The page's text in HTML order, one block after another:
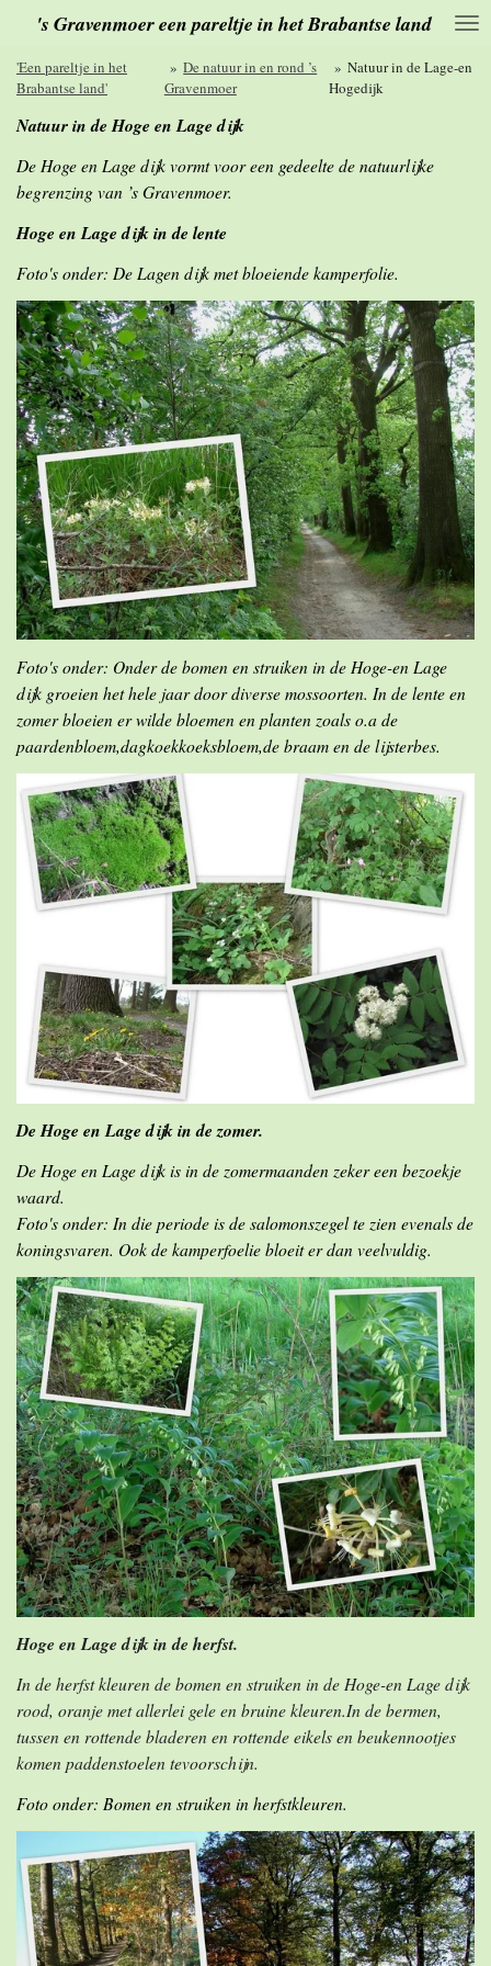
naar
de
's Gravenmoer een pareltje in het Brabantse land
'Een pareltje in het
Brabantse land'
» De natuur in en rond ’s
Gravenmoer
» Natuur in de Lage-en
Hogedijk
Natuur in de Hoge en Lage dijk
De Hoge en Lage dijk vormt voor een gedeelte de natuurlijke
begrenzing van ’s Gravenmoer.
Hoge en Lage dijk in de lente
Foto's onder: De Lagen dijk met bloeiende kamperfolie.
Foto's onder: Onder de bomen en struiken in de Hoge-en Lage
dijk groeien het hele jaar door diverse mossoorten. In de lente en
zomer bloeien er wilde bloemen en planten zoals o.a de
paardenbloem,dagkoekkoeksbloem,de braam en de lijsterbes.
De Hoge en Lage dijk in de zomer.
De Hoge en Lage dijk is in de zomermaanden zeker een bezoekje
waard.
Foto's onder: In die periode is de salomonszegel te zien evenals de
koningsvaren. Ook de kamperfoelie bloeit er dan veelvuldig.
Hoge en Lage dijk in de herfst.
In de herfst kleuren de bomen en struiken in de Hoge-en Lage dijk
rood, oranje met allerlei gele en bruine kleuren.In de bermen,
tussen en rottende bladeren en rottende eikels en beukennootjes
komen paddenstoelen tevoorschijn.
Foto onder: Bomen en struiken in herfstkleuren.